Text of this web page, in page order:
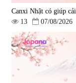
Viên uống hỗ trợ tăng
sinh lý nam Fujina
150 viên
12.480
880.000 đ
Canxi Nhật có giúp
13
07/08/2026